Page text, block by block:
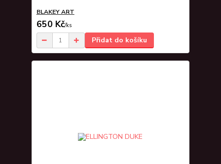
BLAKEY ART
650 Kč/ks
Přidat do košíku